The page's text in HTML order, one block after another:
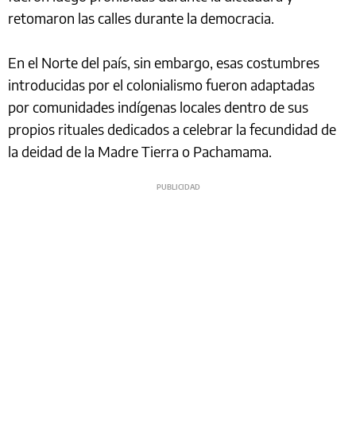
retomaron las calles durante la democracia.
En el Norte del país, sin embargo, esas costumbres
introducidas por el colonialismo fueron adaptadas
por comunidades indígenas locales dentro de sus
propios rituales dedicados a celebrar la fecundidad de
la deidad de la Madre Tierra o Pachamama.